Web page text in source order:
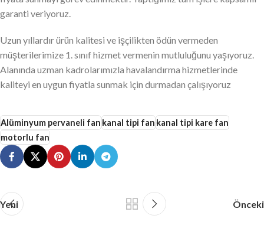
garanti veriyoruz.
Uzun yıllardır ürün kalitesi ve işçilikten ödün vermeden
müşterilerimize 1. sınıf hizmet vermenin mutluluğunu yaşıyoruz.
Alanında uzman kadrolarımızla havalandırma hizmetlerinde
kaliteyi en uygun fiyatla sunmak için durmadan çalışıyoruz
Alüminyum pervaneli fankanal tipi fankanal tipi kare fan
motorlu fan
Yeni Önceki